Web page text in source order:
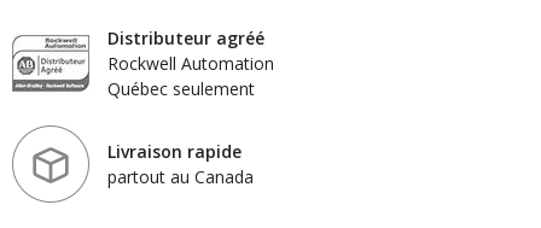
Distributeur agréé
Rockwell Automation
Québec seulement
Livraison rapide
partout au Canada